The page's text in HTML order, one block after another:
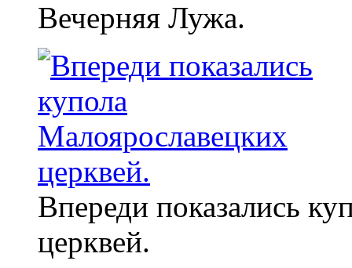
Вечерняя Лужа.
Впереди показались
церквей.